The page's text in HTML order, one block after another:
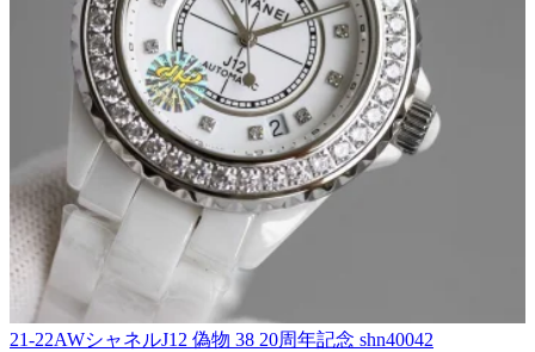
21-22AWシャネルJ12 偽物 38 20周年記念 shn40042